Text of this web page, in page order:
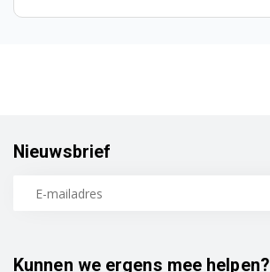
Kunnen we ergens mee helpen?
Nieuwsbrief